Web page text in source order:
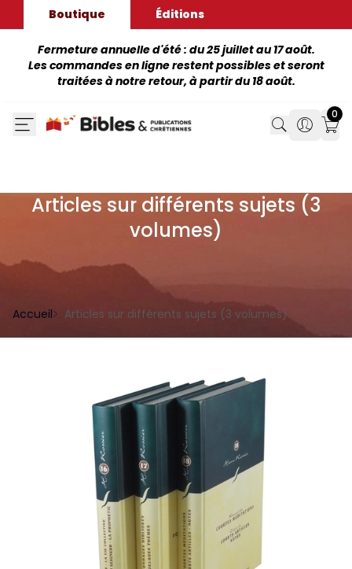
Boutique Éditions
Fermeture annuelle d'été : du 25 juillet au 17 août.
Les commandes en ligne restent possibles et seront
traitées à notre retour, à partir du 18 août.
Search
Search
0
Articles sur différents sujets (3
volumes)
Accueil Articles sur différents sujets (3 volumes)